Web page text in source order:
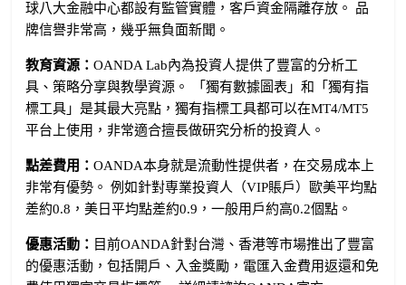
球八大金融中心都設有監管實體，客戶資金隔離存放。 品
牌信譽非常高，幾乎無負面新聞。
教育資源：OANDA Lab內為投資人提供了豐富的分析工
具、策略分享與教學資源。 「獨有數據圖表」和「獨有指
標工具」是其最大亮點，獨有指標工具都可以在MT4/MT5
平台上使用，非常適合擅長做研究分析的投資人。
點差費用：OANDA本身就是流動性提供者，在交易成本上
非常有優勢。 例如針對専業投資人（VIP賬戶）歐美平均點
差約0.8，美日平均點差約0.9，一般用戶約高0.2個點。
優惠活動： 目前OANDA針對台灣、香港等市場推出了豐富
的優惠活動，包括開戶、入金獎勵，電匯入金費用返還和免